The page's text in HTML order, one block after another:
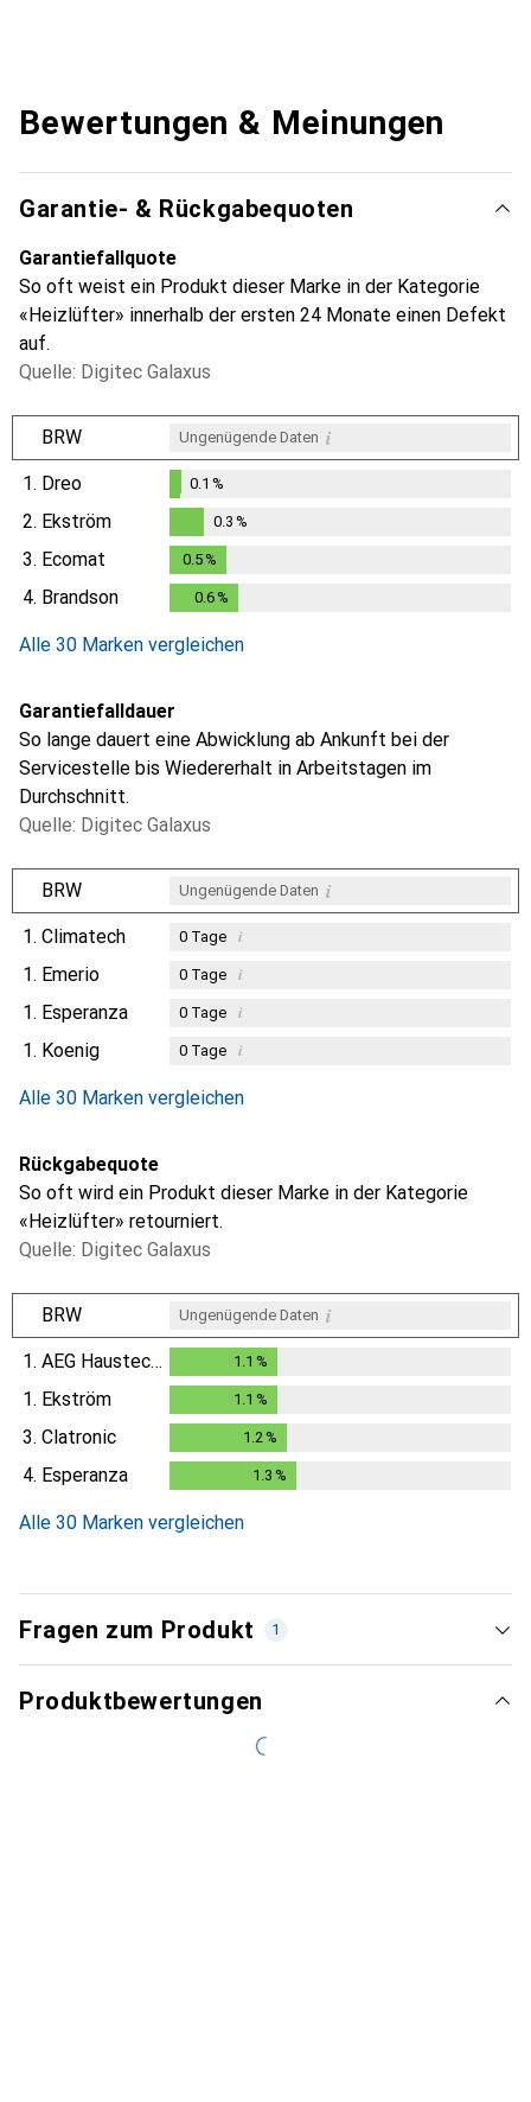
Bewertungen & Meinungen
Garantie- & Rückgabequoten
Garantiefallquote
So oft weist ein Produkt dieser Marke in der Kategorie
«Heizlüfter» innerhalb der ersten 24 Monate einen Defekt
auf.
Quelle: Digitec Galaxus
BRW Ungenügende Daten i
1. Dreo
%
0.1 %
2. Ekström
0.3%
0.3 %
3. Ecomat 0.5 %
4. Brandson 0.6 %
Alle 30 Marken vergleichen
Garantiefalldauer
So lange dauert eine Abwicklung ab Ankunft bei der
Servicestelle bis Wiedererhalt in Arbeitstagen im
Durchschnitt.
Quelle: Digitec Galaxus
BRW Ungenügende Daten i
1. Climatech 0Tage i
1. Emerio 0Tage i
1. Esperanza 0Tage i
1. Koenig 0Tage i
Alle 30 Marken vergleichen
Rückgabequote
So oft wird ein Produkt dieser Marke in der Kategorie
«Heizlüfter» retourniert.
Quelle: Digitec Galaxus
BRW Ungenügende Daten i
1. AEG Haustechnik 1.1 %
1. Ekström 1.1 %
3. Clatronic 1.2 %
4. Esperanza 1.3 %
Alle 30 Marken vergleichen
Fragen zum Produkt 1
Produktbewertungen